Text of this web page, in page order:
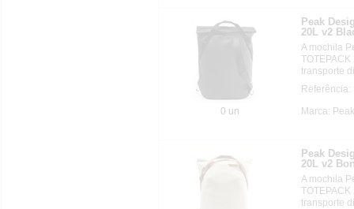
0 un
Peak
20L v2
A mochila
transporte
Referência:
Marca:
Peak
20L v2
A mochila
transporte